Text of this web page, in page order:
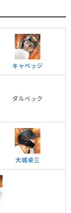
キャベッジ
ダルベック
大城卓三